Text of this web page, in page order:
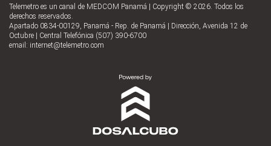
Telemetro es un canal de MEDCOM Panamá | Copyright © 2026. Todos los
derechos reservados.
Apartado 0834-00129, Panamá - Rep. de Panamá | Dirección, Avenida 12 de
Octubre | Central Telefónica (507) 390-6700
email: internet@telemetro.com